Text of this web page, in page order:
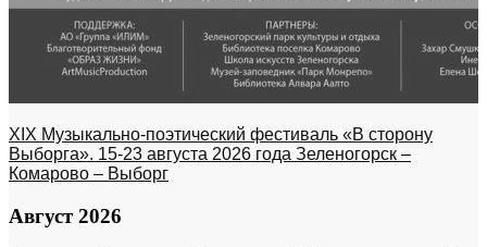
XIX Музыкально-поэтический фестиваль «В сторону
Выборга». 15-23 августа 2026 года Зеленогорск –
Комарово – Выборг
Август 2026